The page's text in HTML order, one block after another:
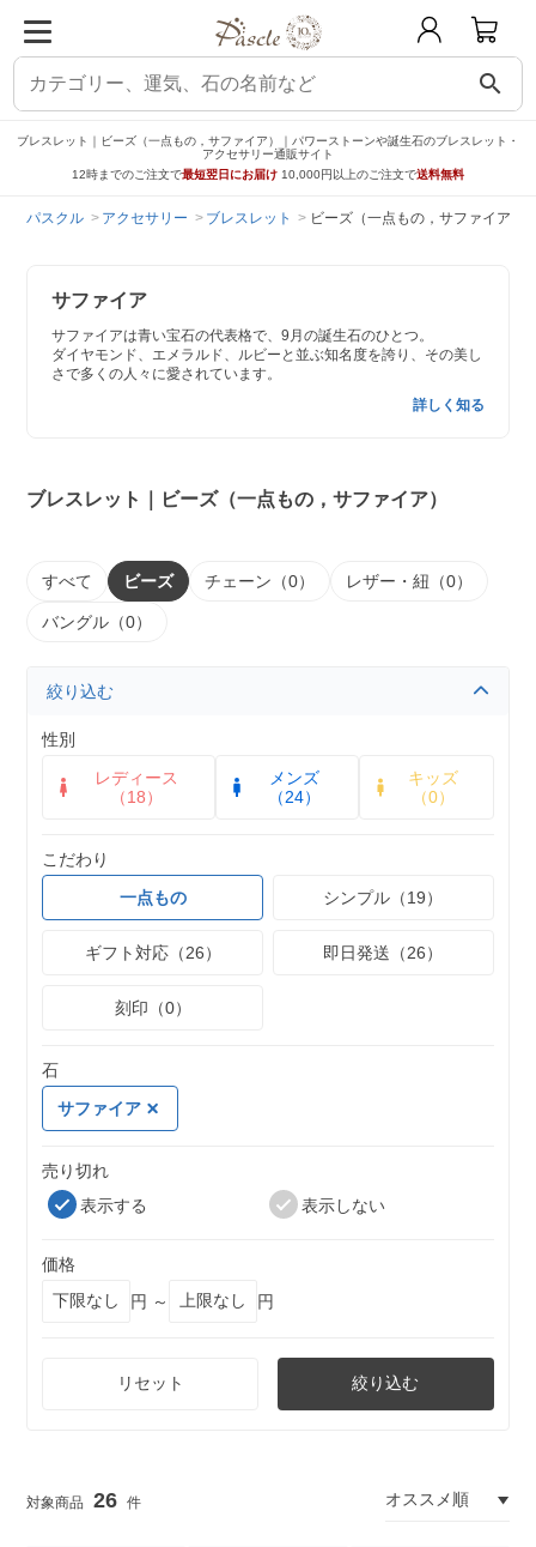
search
ブレスレット｜ビーズ（一点もの，サファイア）｜パワーストーンや誕生石のブレスレット・
アクセサリー通販サイト
12時までのご注文で最短翌日にお届け 10,000円以上のご注文で送料無料
パスクル アクセサリー ブレスレット ビーズ（一点もの，サファイア）
サファイア
サファイアは青い宝石の代表格で、9月の誕生石のひとつ。
ダイヤモンド、エメラルド、ルビーと並ぶ知名度を誇り、その美し
さで多くの人々に愛されています。
詳しく知る
ブレスレット｜ビーズ（一点もの，サファイア）
すべて ビーズ チェーン（0） レザー・紐（0）
バングル（0）
絞り込む
性別
レディース
（18）
メンズ
（24）
キッズ
（0）
こだわり
一点もの
シンプル（19）
ギフト対応（26） 即日発送（26）
刻印（0）
石
サファイア
売り切れ
表示する
表示しない
価格
円 ～
円
リセット 絞り込む
26